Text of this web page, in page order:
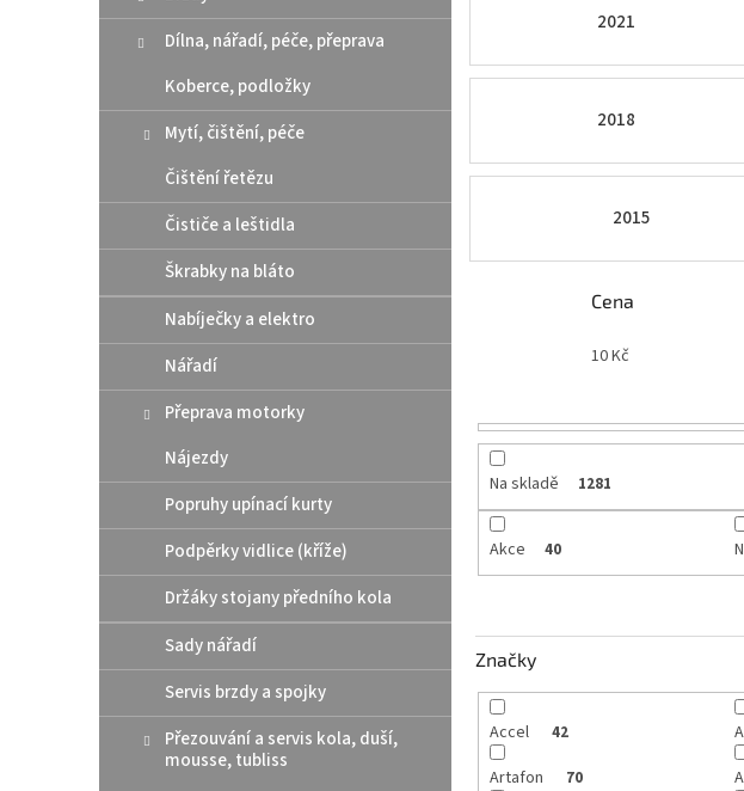
Dílna, nářadí, péče, přeprava
Koberce, podložky
Mytí, čištění, péče
Čištění řetězu
Čističe a leštidla
Škrabky na bláto
Nabíječky a elektro
Nářadí
Přeprava motorky
Nájezdy
Popruhy upínací kurty
Podpěrky vidlice (kříže)
Držáky stojany předního kola
Sady nářadí
Servis brzdy a spojky
Přezouvání a servis kola, duší,
mousse, tubliss
2021
2018
2015
Cena
10Kč
Na skladě 1281
Akce 40
Značky
Accel 42
Artafon 70